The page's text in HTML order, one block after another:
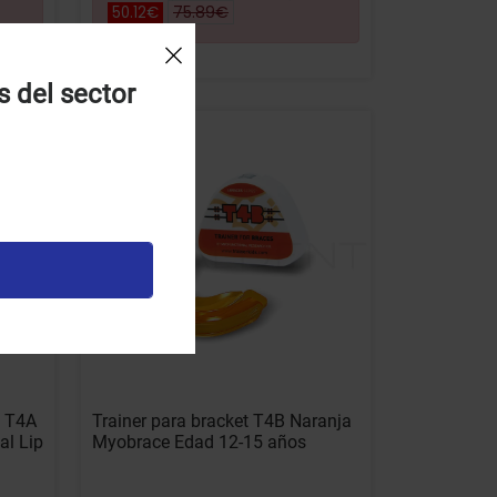
50.12€
75.89€
T4A
Lip
Trainer para bracket T4B Naranja
Myobrace Edad 12-15 años
del sector